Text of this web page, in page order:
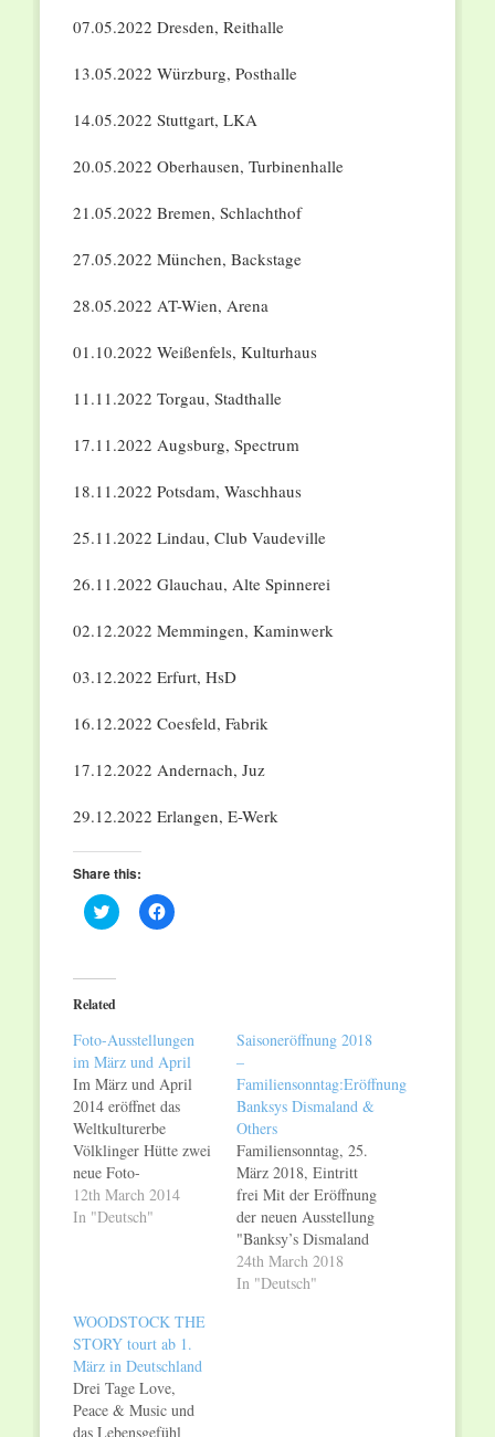
07.05.2022 Dresden, Reithalle
13.05.2022 Würzburg, Posthalle
14.05.2022 Stuttgart, LKA
20.05.2022 Oberhausen, Turbinenhalle
21.05.2022 Bremen, Schlachthof
27.05.2022 München, Backstage
28.05.2022 AT-Wien, Arena
01.10.2022 Weißenfels, Kulturhaus
11.11.2022 Torgau, Stadthalle
17.11.2022 Augsburg, Spectrum
18.11.2022 Potsdam, Waschhaus
25.11.2022 Lindau, Club Vaudeville
26.11.2022 Glauchau, Alte Spinnerei
02.12.2022 Memmingen, Kaminwerk
03.12.2022 Erfurt, HsD
16.12.2022 Coesfeld, Fabrik
17.12.2022 Andernach, Juz
29.12.2022 Erlangen, E-Werk
Share this:
Click
to
(Opens
in
new
Click
to
Related
Foto-Ausstellungen
im März und April
Im März und April
2014 eröffnet das
Weltkulturerbe
Völklinger Hütte zwei
neue Foto-
Ausstellungen. Sie
beschäftigen sich mit
Deutschen
Wiedervereinigung.
Zu sehen sind 55
Porträts prominenter
Persönlichkeiten zum
12th March 2014
In "Deutsch"
Saisoneröffnung 2018
–
Familiensonntag:Eröffnung
Banksys Dismaland &
Others
Familiensonntag, 25.
März 2018, Eintritt
frei Mit der Eröffnung
der neuen Ausstellung
"Banksy’s Dismaland
& Others -
Fotografien von Barry
24th March 2018
In "Deutsch"
WOODSTOCK THE
STORY tourt ab 1.
März in Deutschland
Drei Tage Love,
Peace & Music und
das Lebensgefühl